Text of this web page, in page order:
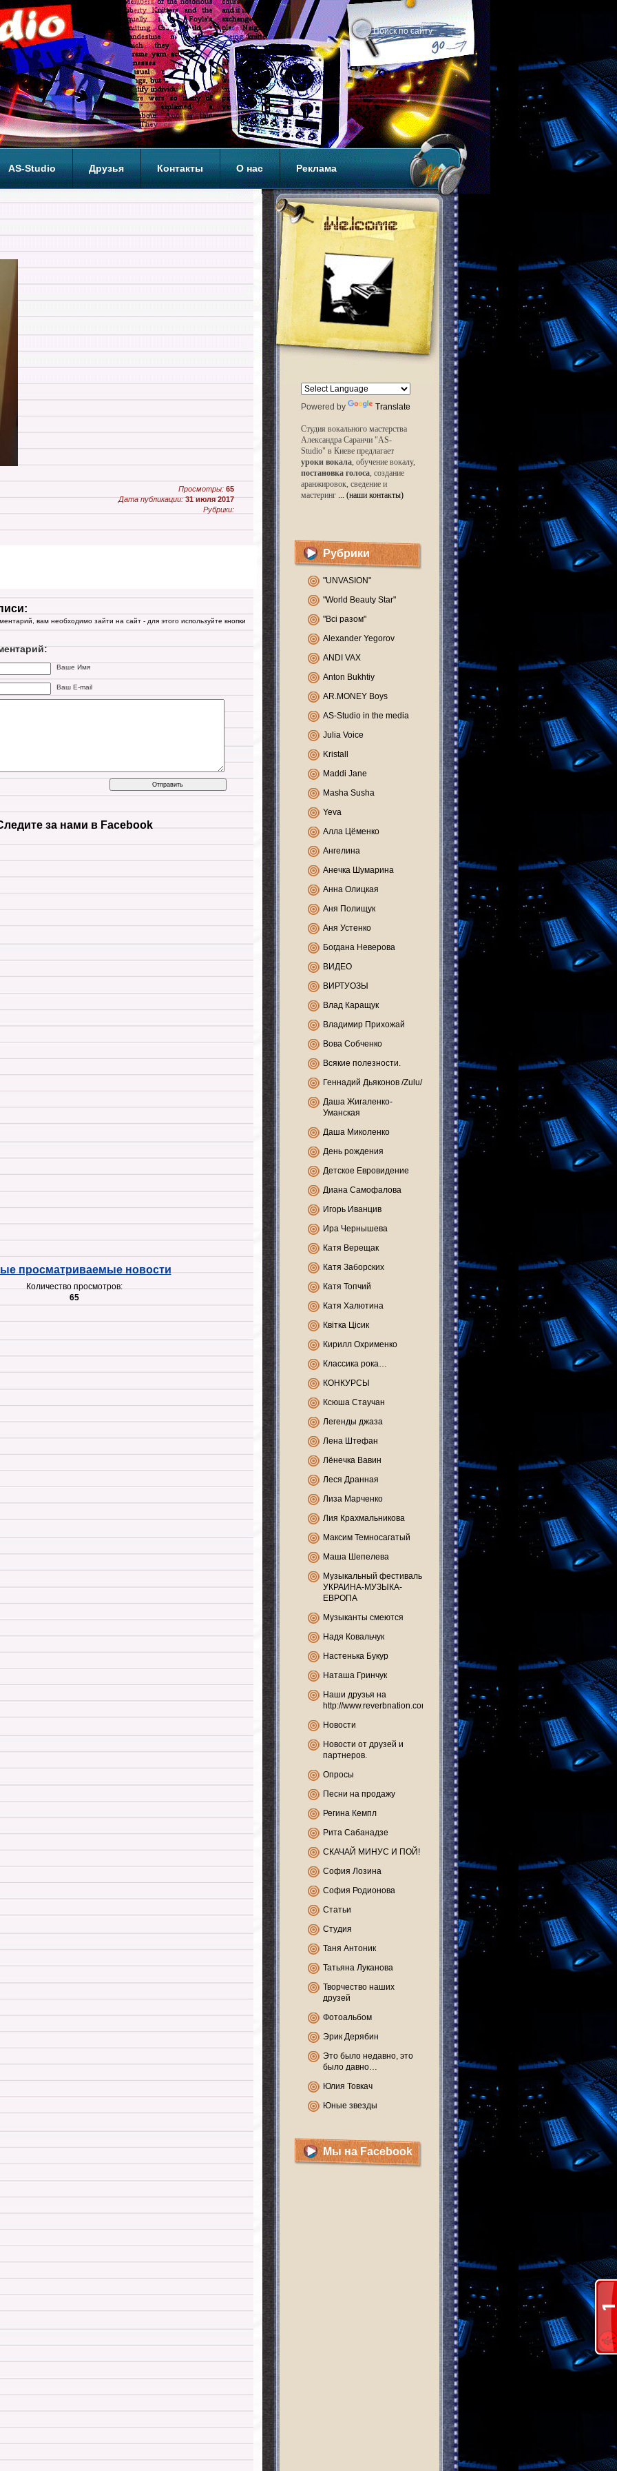
AS-Studio Друзья Контакты О нас Реклама
Просмотры: 65
Дата публикации: 31 июля 2017
Рубрики:
вам необходимо зайти на сайт - для этого используйте кнопки
Ваше Имя
Ваш E-mail
за нами в Facebook
просматриваемые новости
Количество просмотров:
65
Powered by Translate
Студия вокального мастерства
Александра Саранчи "AS-
Studio" в Киеве предлагает
уроки вокала, обучение вокалу,
постановка голоса, создание
аранжировок, сведение и
мастеринг ... (наши контакты)
Рубрики
"UNVASION"
"World Beauty Star"
"Всі разом"
Alexander Yegorov
ANDI VAX
Anton Bukhtiy
AR.MONEY Boys
AS-Studio in the media
Julia Voice
Kristall
Maddi Jane
Masha Susha
Yeva
Алла Цёменко
Ангелина
Анечка Шумарина
Анна Олицкая
Аня Полищук
Аня Устенко
Богдана Неверова
ВИДЕО
ВИРТУОЗЫ
Влад Каращук
Владимир Прихожай
Вова Собченко
Всякие полезности.
Геннадий Дьяконов /Zulu/
Даша Жигаленко-
Уманская
Даша Миколенко
День рождения
Детское Евровидение
Диана Самофалова
Игорь Иванцив
Ира Чернышева
Катя Верещак
Катя Заборских
Катя Топчий
Катя Халютина
Квітка Цісик
Кирилл Охрименко
Классика рока…
КОНКУРСЫ
Ксюша Стаучан
Легенды джаза
Лена Штефан
Лёнечка Вавин
Леся Дранная
Лиза Марченко
Лия Крахмальникова
Максим Темносагатый
Маша Шепелева
Музыкальный фестиваль
УКРАИНА-МУЗЫКА-
ЕВРОПА
Музыканты смеются
Надя Ковальчук
Настенька Букур
Наташа Гринчук
Наши друзья на
http://www.reverbnation.com
Новости
Новости от друзей и
партнеров.
Опросы
Песни на продажу
Регина Кемпл
Рита Сабанадзе
СКАЧАЙ МИНУС И ПОЙ!
София Лозина
София Родионова
Статьи
Студия
Таня Антоник
Татьяна Луканова
Творчество наших
друзей
Фотоальбом
Эрик Дерябин
Это было недавно, это
было давно…
Юлия Товкач
Юные звезды
Мы на Facebook